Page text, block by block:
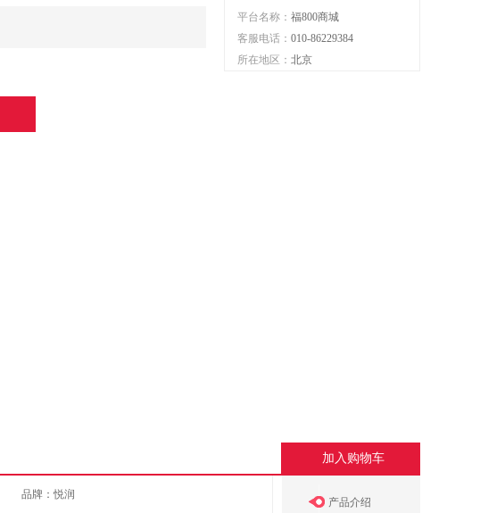
平台名称： 福800商城
客服电话： 010-86229384
所在地区： 北京
加入购物车
产品介绍
品牌：悦润